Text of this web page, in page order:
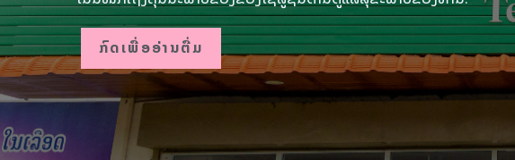
ກົດເພື່ອອ່ານຕື່ມ